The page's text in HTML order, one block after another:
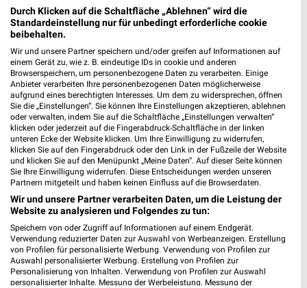
Lörracher Strasse 30
79379 Müllheim
667,09 km • Angebote: 1 Prospekt
hagebaumarkt Steinach
Strickerfeld 16
77790 Steinach
Heute geschlossen
603,59 km
OBI Lahr
Im Götzmann 2
77933 Lahr
Heute geschlossen
Durch Klicken auf die Schaltfläche „Ablehnen“ wird die
Standardeinstellung nur für unbedingt erforderliche cookie
beibehalten.
Wir und unsere Partner speichern und/oder greifen auf Informationen auf
einem Gerät zu, wie z. B. eindeutige IDs in cookie und anderen
Browserspeichern, um personenbezogene Daten zu verarbeiten. Einige
Anbieter verarbeiten Ihre personenbezogenen Daten möglicherweise
aufgrund eines berechtigten Interesses. Um dem zu widersprechen, öffnen
Sie die „Einstellungen“. Sie können Ihre Einstellungen akzeptieren, ablehnen
oder verwalten, indem Sie auf die Schaltfläche „Einstellungen verwalten“
klicken oder jederzeit auf die Fingerabdruck-Schaltfläche in der linken
unteren Ecke der Website klicken. Um Ihre Einwilligung zu widerrufen,
klicken Sie auf den Fingerabdruck oder den Link in der Fußzeile der Website
und klicken Sie auf den Menüpunkt „Meine Daten“. Auf dieser Seite können
Sie Ihre Einwilligung widerrufen. Diese Entscheidungen werden unseren
Partnern mitgeteilt und haben keinen Einfluss auf die Browserdaten.
Wir und unsere Partner verarbeiten Daten, um die Leistung der
Website zu analysieren und Folgendes zu tun:
Speichern von oder Zugriff auf Informationen auf einem Endgerät.
Verwendung reduzierter Daten zur Auswahl von Werbeanzeigen. Erstellung
von Profilen für personalisierte Werbung. Verwendung von Profilen zur
Auswahl personalisierter Werbung. Erstellung von Profilen zur
Personalisierung von Inhalten. Verwendung von Profilen zur Auswahl
personalisierter Inhalte. Messung der Werbeleistung. Messung der